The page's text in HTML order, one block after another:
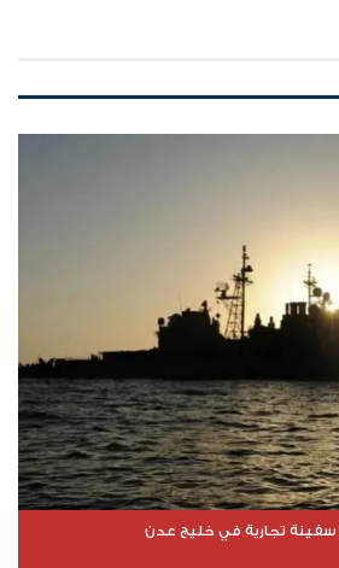
سفينة تجارية في خليج عدن